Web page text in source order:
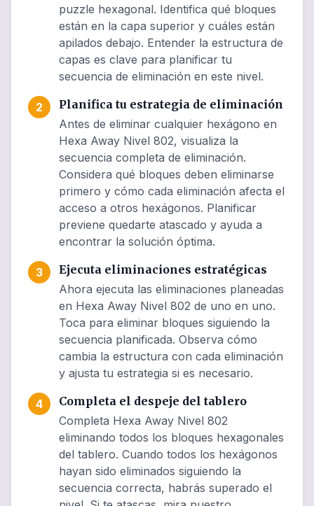
puzzle hexagonal. Identifica qué bloques
están en la capa superior y cuáles están
apilados debajo. Entender la estructura de
capas es clave para planificar tu
secuencia de eliminación en este nivel.
2
Planifica tu estrategia de eliminación
Antes de eliminar cualquier hexágono en
Hexa Away Nivel 802, visualiza la
secuencia completa de eliminación.
Considera qué bloques deben eliminarse
primero y cómo cada eliminación afecta el
acceso a otros hexágonos. Planificar
previene quedarte atascado y ayuda a
encontrar la solución óptima.
3
Ejecuta eliminaciones estratégicas
Ahora ejecuta las eliminaciones planeadas
en Hexa Away Nivel 802 de uno en uno.
Toca para eliminar bloques siguiendo la
secuencia planificada. Observa cómo
cambia la estructura con cada eliminación
y ajusta tu estrategia si es necesario.
4
Completa el despeje del tablero
Completa Hexa Away Nivel 802
eliminando todos los bloques hexagonales
del tablero. Cuando todos los hexágonos
hayan sido eliminados siguiendo la
secuencia correcta, habrás superado el